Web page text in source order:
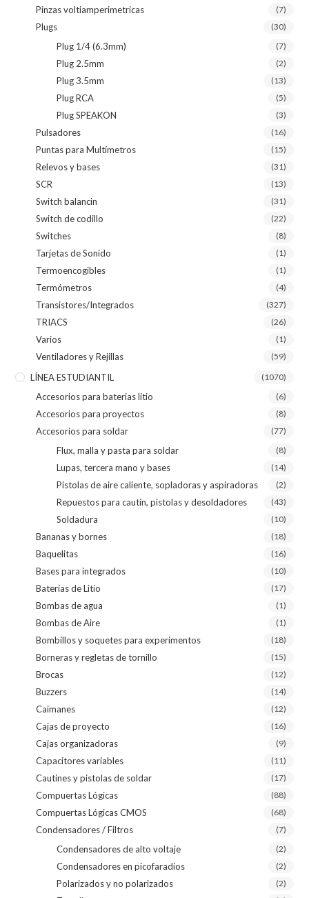
Pinzas voltiamperimetricas (7)
Plugs (30)
Plug 1/4 (6.3mm) (7)
Plug 2.5mm (2)
Plug 3.5mm (13)
Plug RCA (5)
Plug SPEAKON (3)
Pulsadores (16)
Puntas para Multímetros (15)
Relevos y bases (31)
SCR (13)
Switch balancin (31)
Switch de codillo (22)
Switches (8)
Tarjetas de Sonido (1)
Termoencogibles (1)
Termómetros (4)
Transistores/Integrados (327)
TRIACS (26)
Varios (1)
Ventiladores y Rejillas (59)
LÍNEA ESTUDIANTIL (1070)
Accesorios para baterias litio (6)
Accesorios para proyectos (8)
Accesorios para soldar (77)
Flux, malla y pasta para soldar (8)
Lupas, tercera mano y bases (14)
Pistolas de aire caliente, sopladoras y aspiradoras (2)
Repuestos para cautín, pistolas y desoldadores (43)
Soldadura (10)
Bananas y bornes (18)
Baquelitas (16)
Bases para integrados (10)
Baterías de Litio (17)
Bombas de agua (1)
Bombas de Aire (1)
Bombillos y soquetes para experimentos (18)
Borneras y regletas de tornillo (15)
Brocas (12)
Buzzers (14)
Caimanes (12)
Cajas de proyecto (16)
Cajas organizadoras (9)
Capacitores variables (11)
Cautines y pistolas de soldar (17)
Compuertas Lógicas (88)
Compuertas Lógicas CMOS (68)
Condensadores / Filtros (7)
Condensadores de alto voltaje (2)
Condensadores en picofaradios (2)
Polarizados y no polarizados (2)